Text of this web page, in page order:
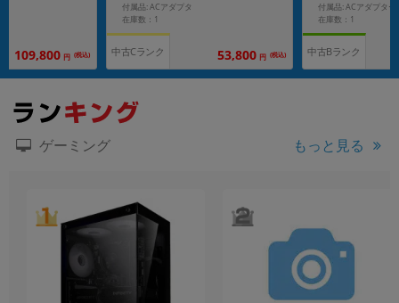
109,800 円 (税込)
付属品: ACアダプタ
在庫数：1
中古Cランク 53,800 円 (税込)
付属品: ACアダプター
在庫数：1
中古Bランク
ゲーミング もっと見る